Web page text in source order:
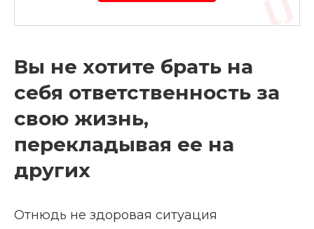
Вы не хотите брать на
себя ответственность за
свою жизнь,
перекладывая ее на
других
Отнюдь не здоровая ситуация